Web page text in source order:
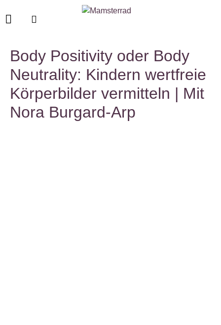
Body Positivity oder Body
Neutrality: Kindern wertfreie
Körperbilder vermitteln | Mit
Nora Burgard-Arp